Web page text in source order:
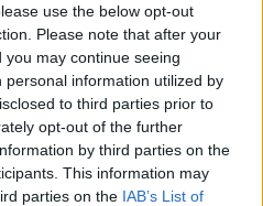
use the below opt-out
Please note that after your
may continue seeing
information utilized by
to third parties prior to
opt-out of the further
by third parties on the
This information may
parties on the IAB’s List of